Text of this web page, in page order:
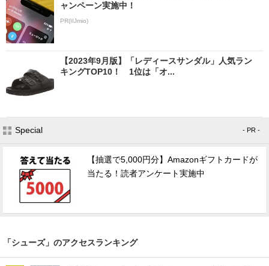
ャンペーン実施中！
PR(IIJmio)
【2023年9月版】「レディースサンダル」人気ラン
キングTOP10！ 1位は「オ...
Special - PR -
【抽選で5,000円分】Amazonギフトカードが
当たる！読者アンケート実施中
「シューズ」のアクセスランキング